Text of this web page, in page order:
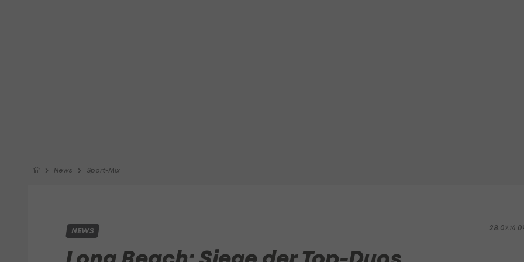
News Sport-Mix
28.07.14
NEWS